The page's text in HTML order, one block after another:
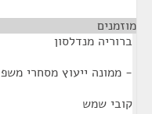
מוזמנים
ברוריה מנדלסון
- ממונה ייעוץ מסחרי
קובי שמש